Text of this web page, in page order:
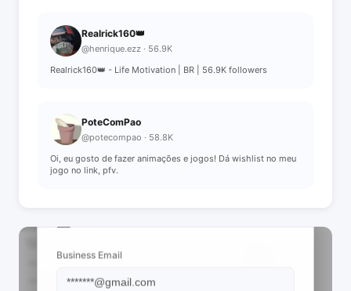
Realrick160👑
@henrique.ezz · 56.9K
Realrick160👑 - Life Motivation | BR | 56.9K followers
PoteComPao
@potecompao · 58.8K
Oi, eu gosto de fazer animações e jogos! Dá wishlist no meu
jogo no link, pfv.
Business Email